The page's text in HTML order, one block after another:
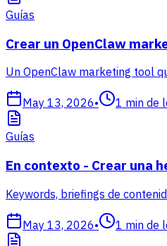
Guías
Crear un OpenClaw
Un OpenClaw marketing tool
May 13, 2026• 1 min de
Guías
En contexto - Crear una
Keywords, briefings de
May 13, 2026• 1 min de